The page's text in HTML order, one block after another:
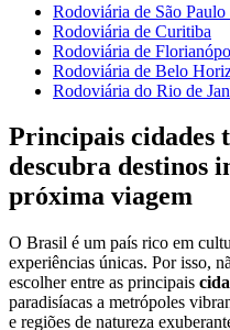
Rodoviária de São Paulo
Rodoviária de Curitiba
Rodoviária de
Rodoviária de Belo
Rodoviária do Rio de
Principais cidades
descubra destinos
próxima viagem
O Brasil é um país rico em
experiências únicas. Por isso,
escolher entre as principais
paradisíacas a metrópoles
e regiões de natureza